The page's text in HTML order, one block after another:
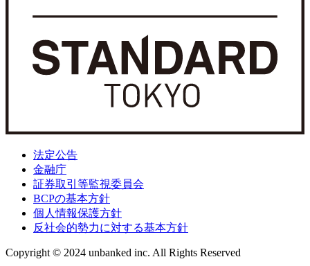
法定公告
金融庁
証券取引等監視委員会
BCPの基本方針
個人情報保護方針
反社会的勢力に対する基本方針
Copyright © 2024 unbanked inc. All Rights Reserved